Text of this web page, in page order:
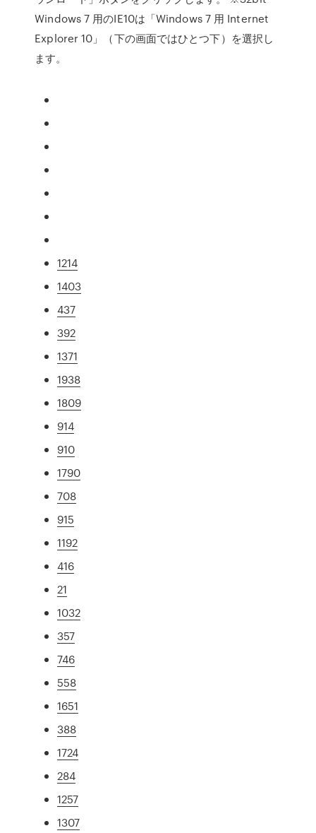
Windows 7 用のIE10は「Windows 7 用 Internet
Explorer 10」（下の画面ではひとつ下）を選択し
ます。
1214
1403
437
392
1371
1938
1809
914
910
1790
708
915
1192
416
21
1032
357
746
558
1651
388
1724
284
1257
1307